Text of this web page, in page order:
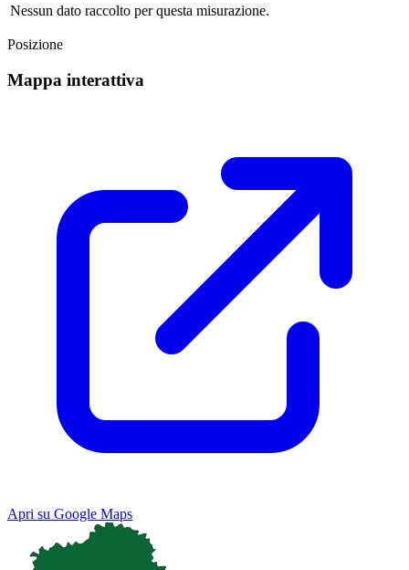
Nessun dato raccolto per questa misurazione.
Posizione
Mappa interattiva
Apri su Google Maps
Map Satellite
Keyboard shortcuts